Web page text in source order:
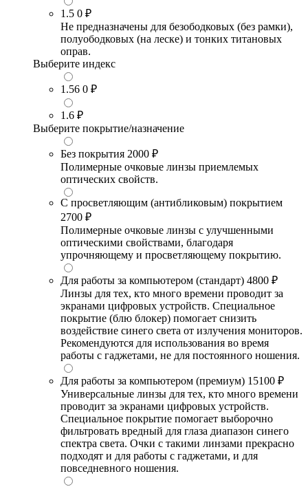
1.5 0 ₽
Не предназначены для безободковых (без рамки),
полуободковых (на леске) и тонких титановых
оправ.
Выберите индекс
1.56 0 ₽
1.6 ₽
Выберите покрытие/назначение
Без покрытия 2000 ₽
Полимерные очковые линзы приемлемых
оптических свойств.
С просветляющим (антибликовым) покрытием
2700 ₽
Полимерные очковые линзы с улучшенными
оптическими свойствами, благодаря
упрочняющему и просветляющему покрытию.
Для работы за компьютером (стандарт) 4800 ₽
Линзы для тех, кто много времени проводит за
экранами цифровых устройств. Специальное
покрытие (блю блокер) помогает снизить
воздействие синего света от излучения мониторов.
Рекомендуются для использования во время
работы с гаджетами, не для постоянного ношения.
Для работы за компьютером (премиум) 15100 ₽
Универсальные линзы для тех, кто много времени
проводит за экранами цифровых устройств.
Специальное покрытие помогает выборочно
фильтровать вредный для глаза диапазон синего
спектра света. Очки с такими линзами прекрасно
подходят и для работы с гаджетами, и для
повседневного ношения.